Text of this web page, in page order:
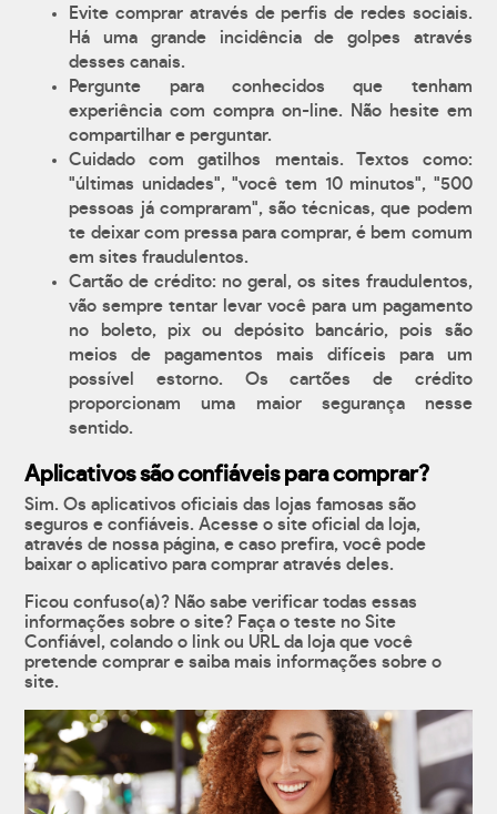
Evite comprar através de perfis de redes sociais.
Há uma grande incidência de golpes através
desses canais.
Pergunte para conhecidos que tenham
experiência com compra on-line. Não hesite em
compartilhar e perguntar.
Cuidado com gatilhos mentais. Textos como:
"últimas unidades", "você tem 10 minutos", "500
pessoas já compraram", são técnicas, que podem
te deixar com pressa para comprar, é bem comum
em sites fraudulentos.
Cartão de crédito: no geral, os sites fraudulentos,
vão sempre tentar levar você para um pagamento
no boleto, pix ou depósito bancário, pois são
meios de pagamentos mais difíceis para um
possível estorno. Os cartões de crédito
proporcionam uma maior segurança nesse
sentido.
Aplicativos são confiáveis para comprar?
Sim. Os aplicativos oficiais das lojas famosas são
seguros e confiáveis. Acesse o site oficial da loja,
através de nossa página, e caso prefira, você pode
baixar o aplicativo para comprar através deles.
Ficou confuso(a)? Não sabe verificar todas essas
informações sobre o site? Faça o teste no Site
Confiável, colando o link ou URL da loja que você
pretende comprar e saiba mais informações sobre o
site.